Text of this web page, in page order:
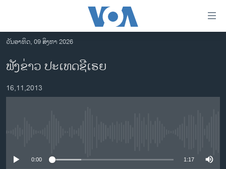
ເຂົ້າ
ຫາ
ຂ້າມ
ຂ້າມ
ຂ້າມ
ລາວ
ອາເມຣິກາ
ເອເຊຍ
ວັນອາທິດ, 09 ສິງຫາ 2026
ຟັງຂ່າວ ປະເທດຊີເຣຍ
16,11,2013
0:00 1:17